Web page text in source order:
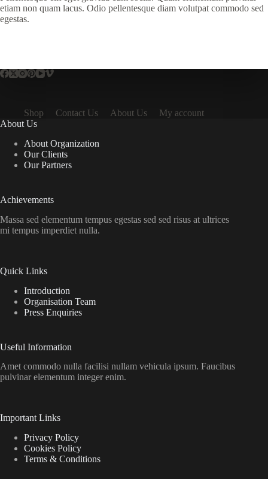
etiam non quam lacus. Odio pellentesque diam volutpat commodo sed
egestas.
Shop Contact Us About Us
My account
About Us
About Organization
Our Clients
Our Partners
Achievements
Massa sed elementum tempus egestas sed sed risus at ultrices
mi tempus imperdiet nulla.
Quick Links
Introduction
Organisation Team
Press Enquiries
Useful Information
Amet commodo nulla facilisi nullam vehicula ipsum. Faucibus
pulvinar elementum integer enim.
Important Links
Privacy Policy
Cookies Policy
Terms & Conditions